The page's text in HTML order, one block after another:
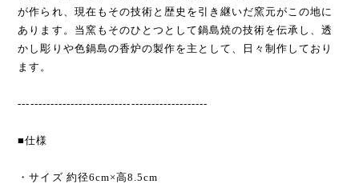
が作られ、現在もその技術と歴史を引き継いだ窯元がこの地に
あります。当窯もそのひとつとして鍋島焼の技術を伝承し、透
かし彫りや色鍋島の香炉の製作を主として、日々制作しており
ます。
-----------------------------------------------
■仕様
・サイズ 約径6cm×高8.5cm